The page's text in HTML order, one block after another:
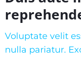
Voluptate velit
nulla pariatur.